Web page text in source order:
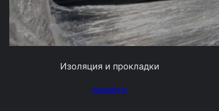
Изоляция и прокладки
перейти